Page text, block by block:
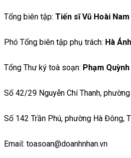
Tổng biên tập: Tiến sĩ Vũ Hoài Nam
Phó Tổng biên tập phụ trách: Hà
Tổng Thư ký toà soạn: Phạm
Số 42/29 Nguyễn Chí Thanh,
Số 142 Trần Phú, phường Hà Đông,
Email: toasoan@doanhnhan.vn